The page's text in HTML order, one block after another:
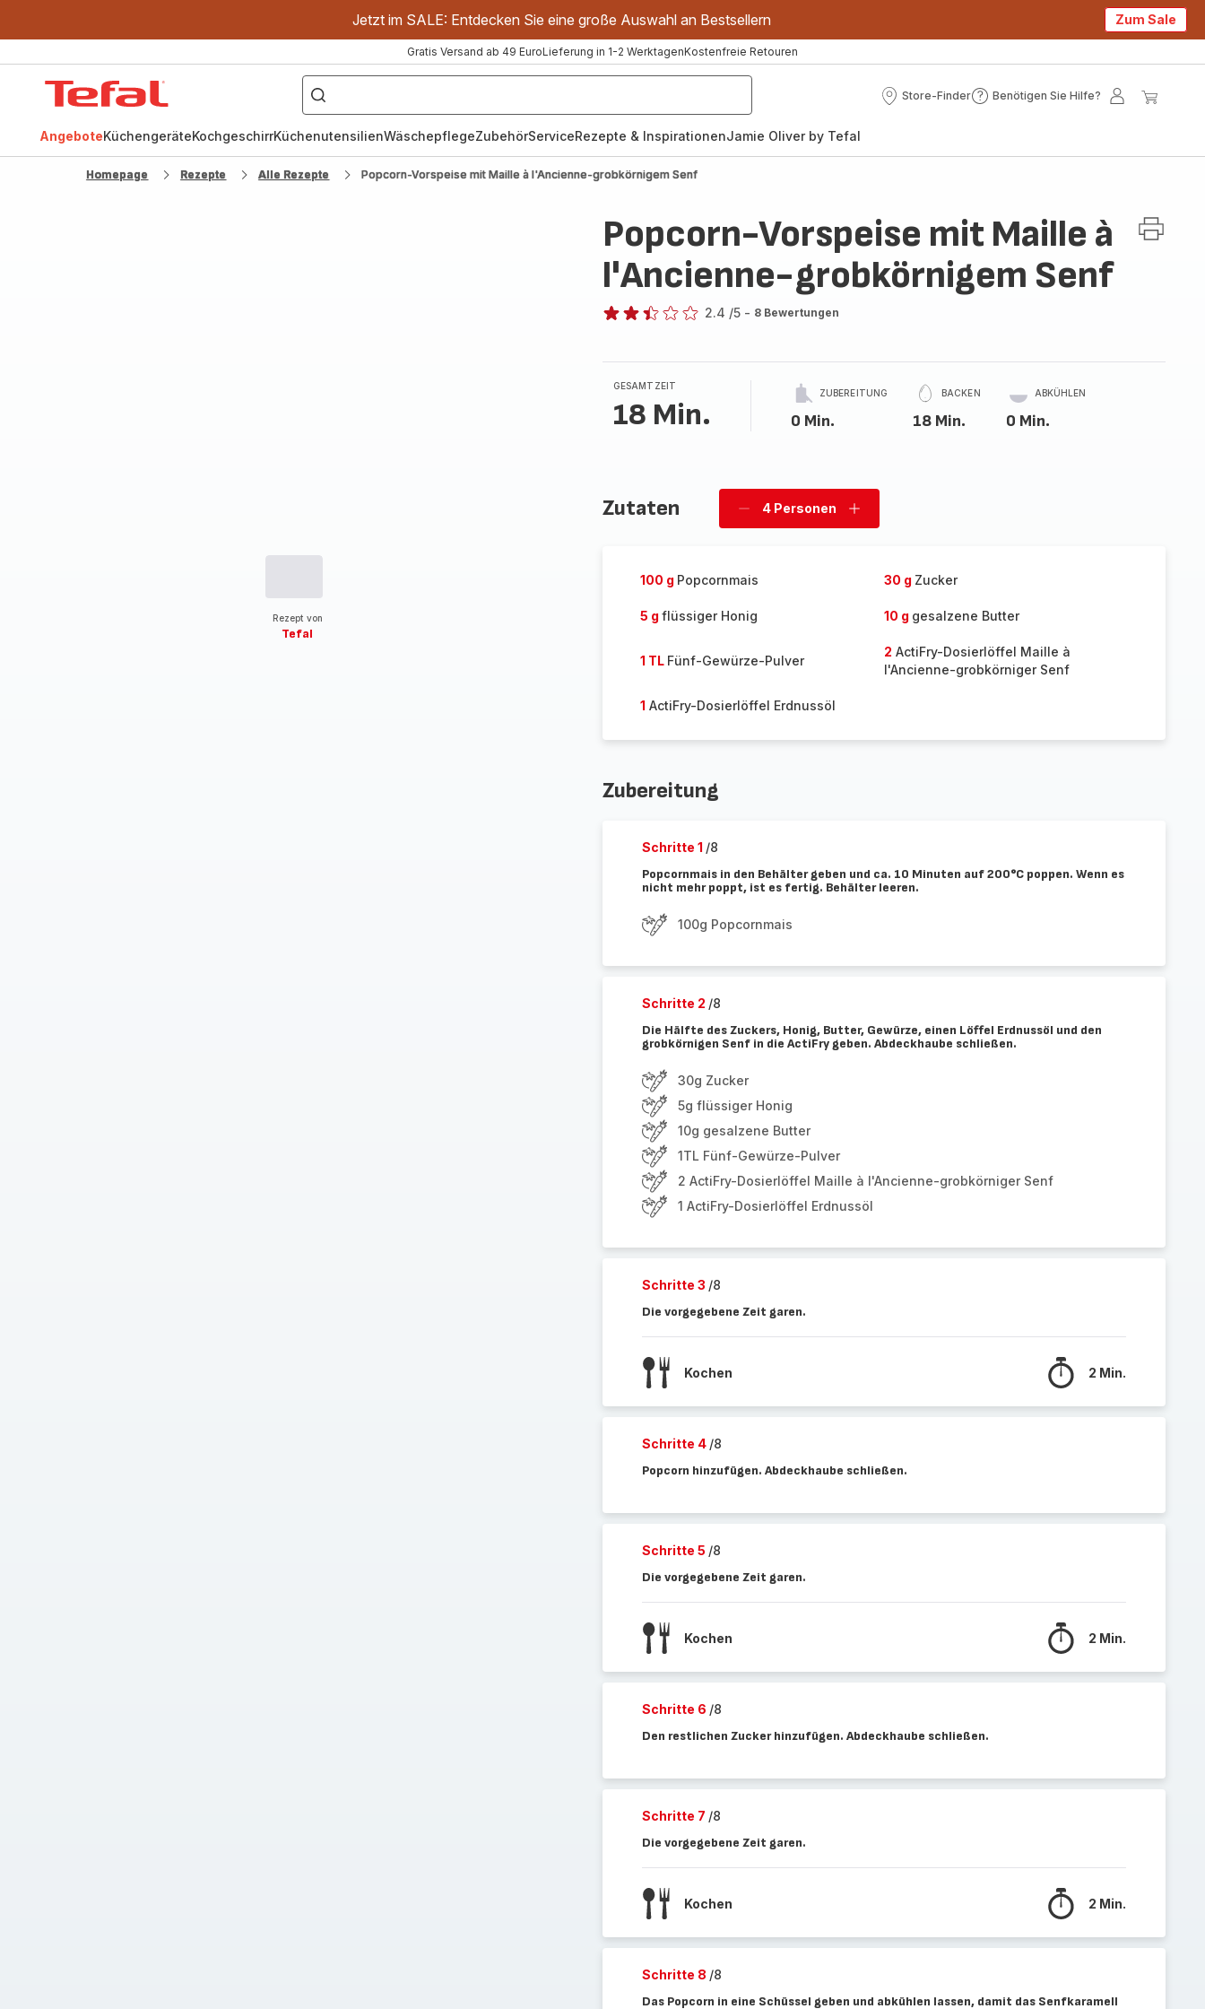
Jetzt im SALE: Entdecken Sie eine große Auswahl an Bestsellern Zum Sale
Gratis Versand ab 49 EuroLieferung in 1-2 WerktagenKostenfreie Retouren
["OptiGrill","Easy
Fry","Pfanne"]
Store-Finder
Store-
Benötigen Sie Hilfe?
Benötigen
Mein
AngeboteKüchengeräteKochgeschirrKüchenutensilienWäschepflegeZubehörServiceRezepte & InspirationenJamie Oliver by Tefal
Homepage Rezepte Alle Rezepte Popcorn-Vorspeise mit Maille à l'Ancienne-grobkörnigem Senf
Rezept von
Tefal
Popcorn-Vorspeise mit Maille à
l'Ancienne-grobkörnigem Senf
2.4 /5 - 8 Bewertungen
GESAMTZEIT
18 Min.
ZUBEREITUNG
0 Min.
BACKEN
18 Min.
ABKÜHLEN
0 Min.
Zutaten
Personen
4 Personen
Personen
100 g Popcornmais 30 g Zucker
5 g flüssiger Honig 10 g gesalzene Butter
1 TL Fünf-Gewürze-Pulver
2 ActiFry-Dosierlöffel Maille à
l'Ancienne-grobkörniger Senf
1 ActiFry-Dosierlöffel Erdnussöl
Zubereitung
Schritte 1 /8
Popcornmais in den Behälter geben und ca. 10 Minuten auf 200°C poppen. Wenn es
nicht mehr poppt, ist es fertig. Behälter leeren.
100g Popcornmais
Schritte 2 /8
Die Hälfte des Zuckers, Honig, Butter, Gewürze, einen Löffel Erdnussöl und den
grobkörnigen Senf in die ActiFry geben. Abdeckhaube schließen.
30g Zucker
5g flüssiger Honig
10g gesalzene Butter
1TL Fünf-Gewürze-Pulver
2 ActiFry-Dosierlöffel Maille à l'Ancienne-grobkörniger Senf
1 ActiFry-Dosierlöffel Erdnussöl
Schritte 3 /8
Die vorgegebene Zeit garen.
Kochen 2 Min.
Schritte 4 /8
Popcorn hinzufügen. Abdeckhaube schließen.
Schritte 5 /8
Die vorgegebene Zeit garen.
Kochen 2 Min.
Schritte 6 /8
Den restlichen Zucker hinzufügen. Abdeckhaube schließen.
Schritte 7 /8
Die vorgegebene Zeit garen.
Kochen 2 Min.
Schritte 8 /8
Das Popcorn in eine Schüssel geben und abkühlen lassen, damit das Senfkaramell